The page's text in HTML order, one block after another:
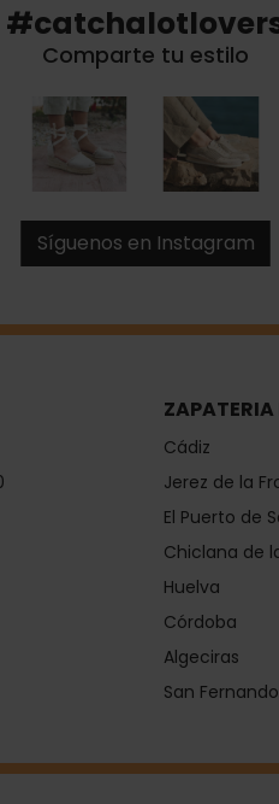
Comparte tu estilo
Síguenos en Instagram
Cádiz
Jerez de la
El Puerto de
Chiclana de
Huelva
Córdoba
Algeciras
San Fernando